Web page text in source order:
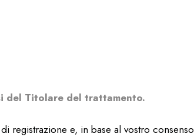
del Titolare del trattamento.
registrazione e, in base al vostro